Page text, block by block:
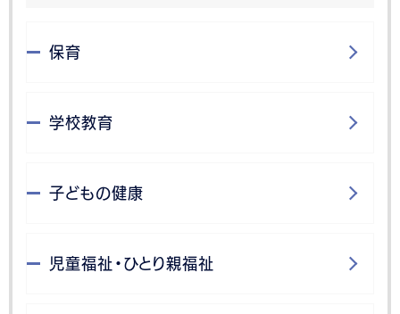
保育
学校教育
子どもの健康
児童福祉・ひとり親福祉